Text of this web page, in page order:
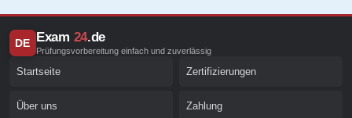
DE Exam 24.de
Prüfungsvorbereitung einfach und zuverlässig
Startseite Zertifizierungen
Über uns Zahlung